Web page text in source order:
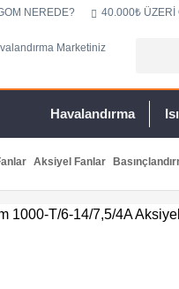
NEREDE? 40.000₺ ÜZERİ
Havalandırma
Aksiyel Fanlar